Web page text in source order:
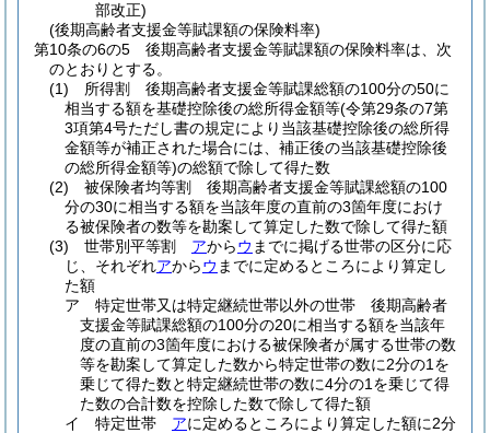
部改正)
(後期高齢者支援金等賦課額の保険料率)
第10条の6の5
後期高齢者支援金等賦課額の保険料率は、次
のとおりとする。
(1)
所得割 後期高齢者支援金等賦課総額の100分の50に
相当する額を基礎控除後の総所得金額等(令第29条の7第
3項第4号ただし書の規定により当該基礎控除後の総所得
金額等が補正された場合には、補正後の当該基礎控除後
の総所得金額等)の総額で除して得た数
(2)
被保険者均等割 後期高齢者支援金等賦課総額の100
分の30に相当する額を当該年度の直前の3箇年度におけ
る被保険者の数等を勘案して算定した数で除して得た額
(3)
世帯別平等割 アからウ までに掲げる世帯の区分に応
じ、それぞれアからウ までに定めるところにより算定し
た額
ア
特定世帯又は特定継続世帯以外の世帯 後期高齢者
支援金等賦課総額の100分の20に相当する額を当該年
度の直前の3箇年度における被保険者が属する世帯の数
等を勘案して算定した数から特定世帯の数に2分の1を
乗じて得た数と特定継続世帯の数に4分の1を乗じて得
た数の合計数を控除した数で除して得た額
イ
特定世帯 アに定めるところにより算定した額に2分